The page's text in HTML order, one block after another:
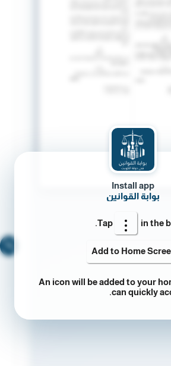
Install app
بوابة القوانين
Tap in the
Add to Home
An icon will be added to your
can quickly